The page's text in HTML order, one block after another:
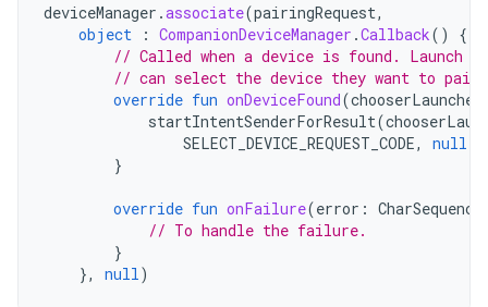
deviceManager .associate(pairingRequest,
object
: CompanionDeviceManager .Callback()
{
// Called when a device is found. Launch
// can select the device they want to pair
override fun onDeviceFound(chooserLauncher
startIntentSenderForResult(
SELECT_DEVICE_REQUEST_CODE, null
}
override fun onFailure(error :
// To handle the failure.
}
},
null )